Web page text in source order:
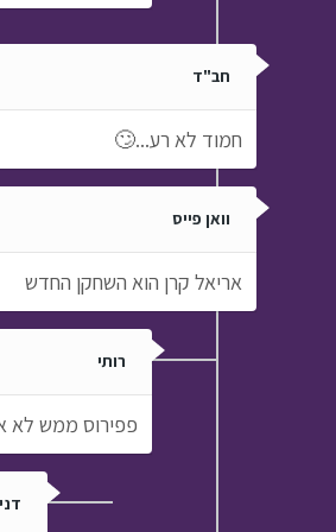
חב"ד
חמוד לא רע...🙄
וואן פייס
אריאל קרן הוא השחקן החדש
רותי
פפירוס ממש לא